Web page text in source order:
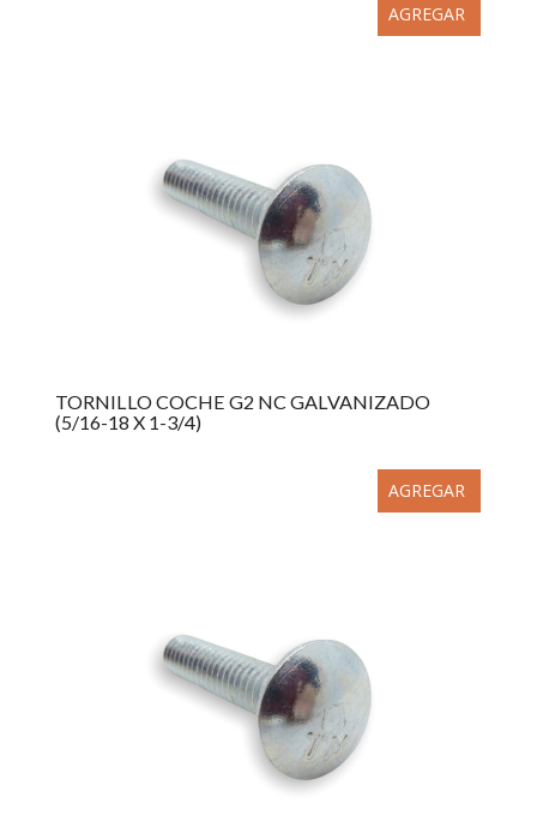
AGREGAR
TORNILLO COCHE G2 NC GALVANIZADO
(5/16-18 X 1-3/4)
AGREGAR